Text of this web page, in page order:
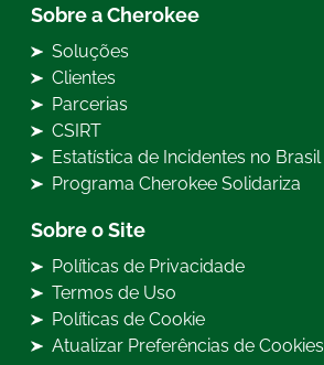
Sobre a Cherokee
Soluções
Clientes
Parcerias
CSIRT
Estatística de Incidentes no Brasil
Programa Cherokee Solidariza
Sobre o Site
Políticas de Privacidade
Termos de Uso
Políticas de Cookie
Atualizar Preferências de Cookies